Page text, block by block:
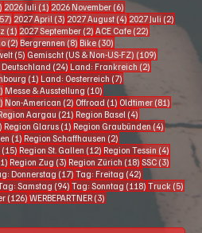
4 Beiträge
2026 Juli (1) 1 Beitrag
2026 November (6) 6 Beiträge
57 Beiträge
2027 April (3) 3 Beiträge
2027 August (4) 4 Beiträge
2027 Juli (2)
(1) 1 Beitrag
2027 September (2) 2 Beiträge
ACE Cafe (22) 22 Beiträge
(2) 2 Beiträge
Bergrennen (8) 8 Beiträge
Bike (30)
(5) 5 Beiträge
Gemischt (US & Non-US-FZ) (109)
(24) 24 Beiträge
Land: Frankreich (2)
(1) 1 Beitrag
Land: Oesterreich (7)
48 Beiträge
Messe & Ausstellung (10)
30 Beiträge
Non-American (2) 2 Beiträge
Offroad (1) 1 Beitrag
Oldtimer (81)
BeiträgeAargau (21) 21 Beiträge
Region Basel (4)
2 Beiträge
Region Glarus (1) 1 Beitrag
Region Graubünden (4)4 Beiträge
(1) 1 Beitrag
Region Schaffhausen (2)
(15) 15 Beiträge
Region St. Gallen (12) 12 Beiträge
Region Tessin (4) 4
1 Beitrag
Region Zug (3) 3 Beiträge
Region Zürich (18) 18 Beiträge
SSC (3) 3
Donnerstag (17) 17 Beiträge
Tag: Freitag (42)
BeitragSamstag (94) 94 Beiträge
Tag: Sonntag (118) 118 Beiträge
Truck (5)
(126) 126 Beiträge
WERBEPARTNER (3)